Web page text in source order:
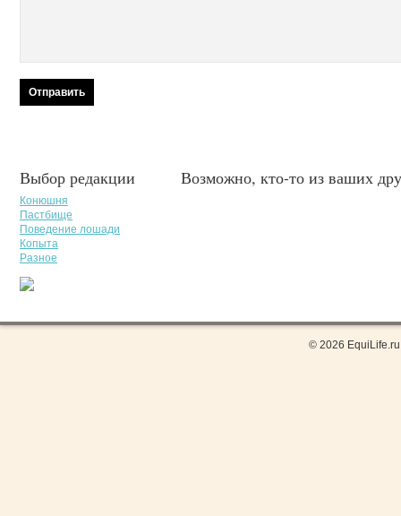
Выбор редакции
Конюшня
Пастбище
Поведение лошади
Копыта
Разное
Возможно, кто-то из ваших
© 2026